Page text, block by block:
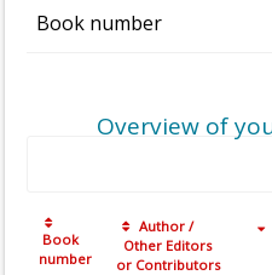
Book number
Overview of
Book
number
Author /
Other Editors
or Contributors